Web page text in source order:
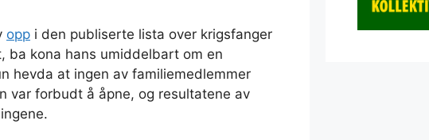
opp i den publiserte lista over krigsfanger
ba kona hans umiddelbart om en
hevda at ingen av familiemedlemmer
var forbudt å åpne, og resultatene av